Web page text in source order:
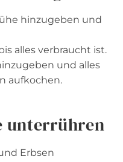
hinzugeben und
alles verbraucht ist.
und alles
aufkochen.
unterrühren
Erbsen